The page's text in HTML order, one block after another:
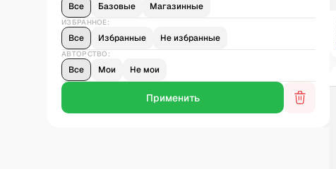
Все Базовые Магазинные
ИЗБРАННОЕ:
Все Избранные Не избранные
АВТОРСТВО:
Все Мои Не мои